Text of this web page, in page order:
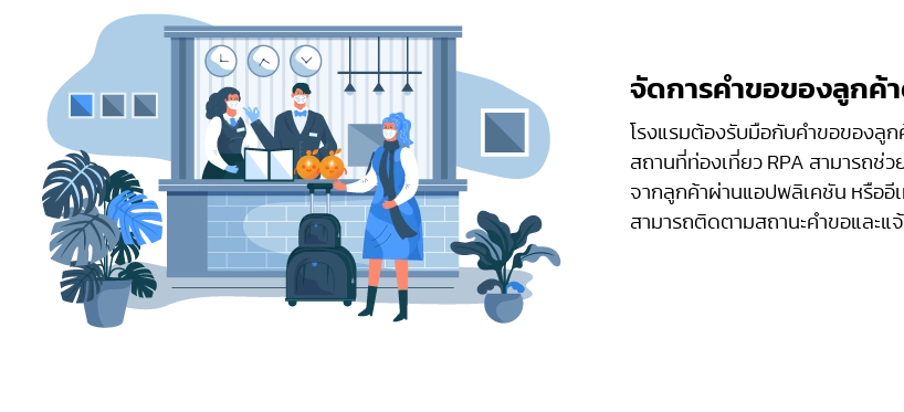
จัดการคำขอของลูกค้
โรงแรมต้องรับมือกับคำขอของลู
สถานที่ท่องเที่ยว RPA สามารถช่ว
จากลูกค้าผ่านแอปพลิเคชัน หรืออี
สามารถติดตามสถานะคำขอและแ